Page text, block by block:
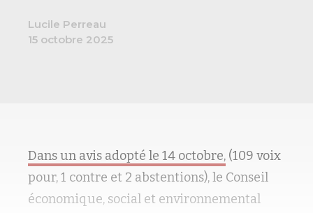
Lucile Perreau
15 octobre 2025
Dans un avis adopté le 14 octobre, (109 voix
pour, 1 contre et 2 abstentions), le Conseil
économique, social et environnemental